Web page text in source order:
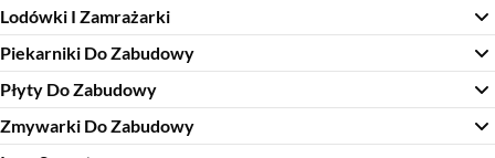
Lodówki I Zamrażarki
Piekarniki Do Zabudowy
Płyty Do Zabudowy
Zmywarki Do Zabudowy